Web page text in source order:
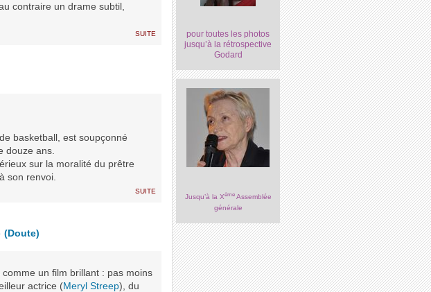
contraire un drame subtil,
suite
basketball, est soupçonné
douze ans.
sur la moralité du prêtre
son renvoi.
suite
(Doute)
un film brillant : pas moins
actrice (Meryl Streep), du
pour toutes les photos
jusqu’à la rétrospective
Godard
Jusqu’à la XèmeAssemblée
générale